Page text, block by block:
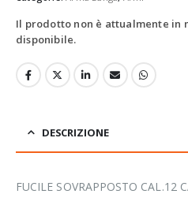
Il prodotto non è attualmente in
disponibile.
DESCRIZIONE
FUCILE SOVRAPPOSTO CAL.12